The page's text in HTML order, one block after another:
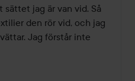
jag är van vid. Så
den rör vid, och jag
Jag förstår inte